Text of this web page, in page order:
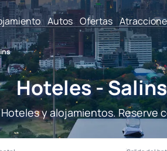
Autos Ofertas
Hoteles -
y alojamientos. Reserve